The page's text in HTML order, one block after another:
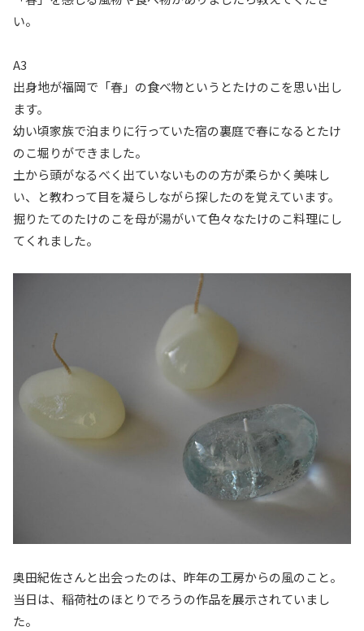
い。
A3
出身地が福岡で「春」の食べ物というとたけのこを思い出し
ます。
幼い頃家族で泊まりに行っていた宿の裏庭で春になるとたけ
のこ堀りができました。
土から頭がなるべく出ていないものの方が柔らかく美味し
い、と教わって目を凝らしながら探したのを覚えています。
掘りたてのたけのこを母が湯がいて色々なたけのこ料理にし
てくれました。
奥田紀佐さんと出会ったのは、昨年の工房からの風のこと。
当日は、稲荷社のほとりでろうの作品を展示されていまし
た。